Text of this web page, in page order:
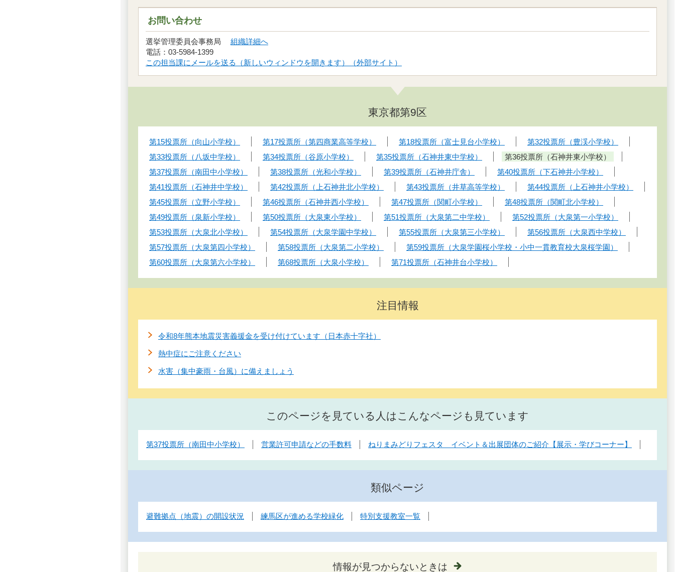
お問い合わせ
選挙管理委員会事務局 組織詳細へ
電話：03-5984-1399
この担当課にメールを送る（新しいウィンドウを開きます）（外部サイト）
東京都第9区
第15投票所（向山小学校） 第17投票所（第四商業高等学校） 第18投票所（富士見台小学校）
第32投票所（豊渓小学校）
第33投票所（八坂中学校）
第34投票所（谷原小学校） 第35投票所（石神井東中学校）
第36投票所（石神井東小学校）
第37投票所（南田中小学校）
第38投票所（光和小学校） 第39投票所（石神井庁舎）
第40投票所（下石神井小学校）
第41投票所（石神井中学校）
第42投票所（上石神井北小学校） 第43投票所（井草高等学校）
第44投票所（上石神井小学校）
第45投票所（立野小学校）
第46投票所（石神井西小学校） 第47投票所（関町小学校）
第48投票所（関町北小学校）
第49投票所（泉新小学校）
第50投票所（大泉東小学校） 第51投票所（大泉第二中学校）
第52投票所（大泉第一小学校）
第53投票所（大泉北小学校）
第54投票所（大泉学園中学校） 第55投票所（大泉第三小学校）
第56投票所（大泉西中学校）
第57投票所（大泉第四小学校）
第58投票所（大泉第二小学校）
第59投票所（大泉学園桜小学校・小中一貫教育校大泉桜学園）
第60投票所（大泉第六小学校）
第68投票所（大泉小学校） 第71投票所（石神井台小学校）
注目情報
令和8年熊本地震災害義援金を受け付けています（日本赤十字社）
熱中症にご注意ください
水害（集中豪雨・台風）に備えましょう
このページを見ている人はこんなページも見ています
第37投票所（南田中小学校） 営業許可申請などの手数料 ねりまみどりフェスタ イベント＆出展団体のご紹介【展示・学びコーナー】
類似ページ
避難拠点（地震）の開設状況 練馬区が進める学校緑化 特別支援教室一覧
情報が見つからないときは